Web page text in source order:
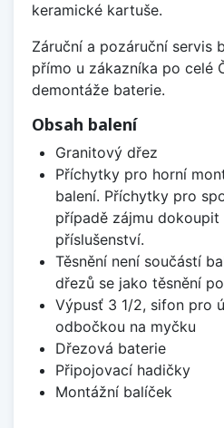
keramické kartuše.
Záruční a pozáruční servis
přímo u zákazníka po celé
demontáže baterie.
Obsah balení
Granitový dřez
Příchytky pro horní
balení. Příchytky pro
případě zájmu
příslušenství.
Těsnění není součástí
dřezů se jako těsnění
Výpusť 3 1/2, sifon pro
odbočkou na myčku
Dřezová baterie
Připojovací hadičky
Montážní balíček